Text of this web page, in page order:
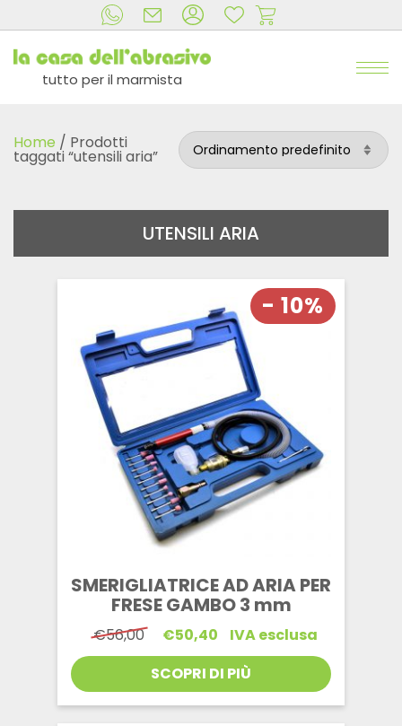
tutto per il marmista
Home / Prodotti
taggati “utensili aria”
UTENSILI ARIA
- 10%
SMERIGLIATRICE AD ARIA PER
FRESE GAMBO 3 mm
€56,00 Il
originale
era:
€56,00.
€50,40
Il
attuale
è:
€50,40.
IVA esclusa
SCOPRI DI PIÙ